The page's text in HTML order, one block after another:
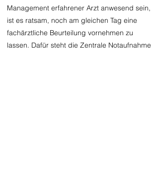
Management erfahrener Arzt anwesend sein,
ist es ratsam, noch am gleichen Tag eine
fachärztliche Beurteilung vornehmen zu
lassen. Dafür steht die Zentrale Notaufnahme